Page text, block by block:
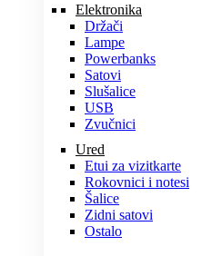
Elektronika
Držači
Lampe
Powerbanks
Satovi
Slušalice
USB
Zvučnici
Ured
Etui za vizitkarte
Rokovnici i notesi
Šalice
Zidni satovi
Ostalo